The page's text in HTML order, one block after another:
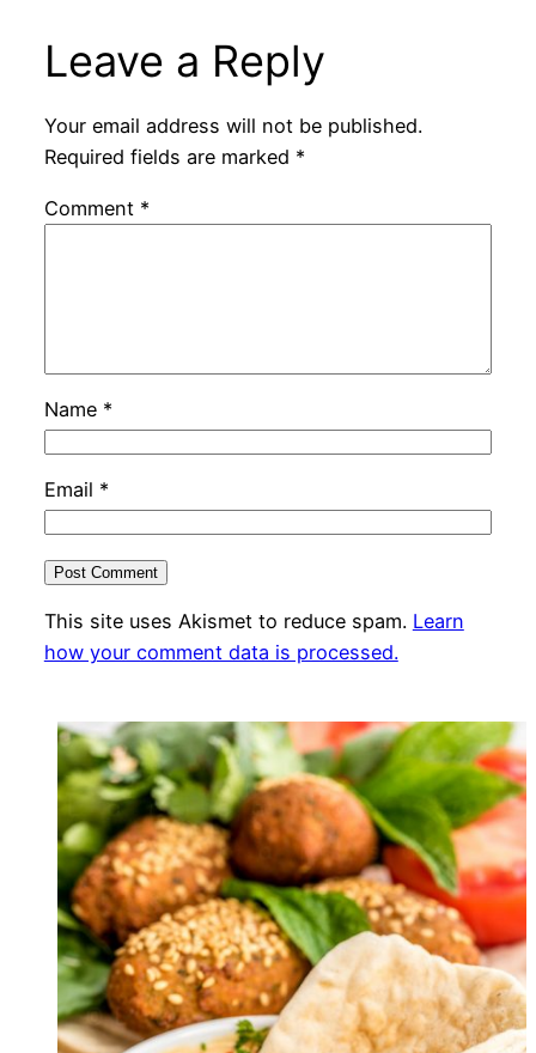
Leave a Reply
Your email address will not be published.
Required fields are marked *
Comment *
Name *
Email *
This site uses Akismet to reduce spam. Learn
how your comment data is processed.